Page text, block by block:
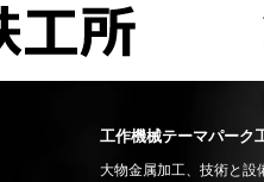
工作機械テーマパーク
大物金属加工、技術と設